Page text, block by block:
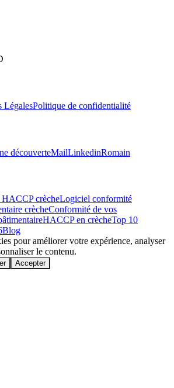
LégalesPolitique de confidentialité
découverteMailLinkedinRomain
crècheLogiciel conformité
crècheConformité de vos
HACCP en crècheTop 10
Blog
pour améliorer votre expérience, analyser
le contenu.
Accepter